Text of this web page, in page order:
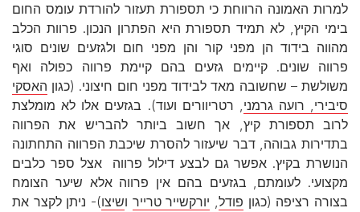
למרות האמונה הרווחת כי תספורת תעזור להורדת עומס החום
בימי הקיץ, לא תמיד תספורת היא הפתרון הנכון. פרוות הכלב
מהווה בידוד הן מפני קור והן מפני חום ולגזעים שונים סוגי
פרווה שונים. קיימים גזעים בהם קיימת פרווה כפולה ואף
משולשת – שחשובה מאד לבידוד מפני חום חיצוני. (כגון האסקי
סיבירי, רועה גרמני, רטריוורים ועוד). בגזעים אלו לא מומלצת
לרוב תספורת קיץ, אך חשוב ביותר להבריש את הפרווה
בתדירות גבוהה, דבר שיעזור להסרת שיכבת הפרווה התחתונה
הנושרת בקיץ. אפשר גם לבצע דילול פרווה אצל ספר כלבים
מקצועי. לעומתם, בגזעים בהם אין פרווה אלא שיער הצומח
בצורה רציפה (כגון פודל, יורקשייר טרייר ושיצו)- ניתן לקצר את